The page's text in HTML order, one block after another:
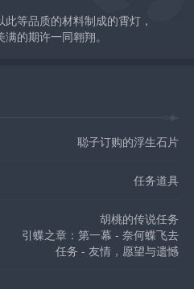
等品质的材料制成的霄灯，
的期许一同翱翔。
聪子订购的浮生石片
任务道具
胡桃的传说任务
引蝶之章：第一幕 - 奈何蝶飞去
任务 - 友情，愿望与遗憾